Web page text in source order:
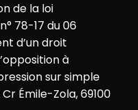
de la loi
78-17 du 06
d’un droit
à
sur simple
Cr Émile-Zola, 69100